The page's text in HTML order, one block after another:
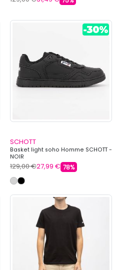
SCHOTT
Basket light soho Homme SCHOTT -
NOIR
129,00 €27,99 € 78%